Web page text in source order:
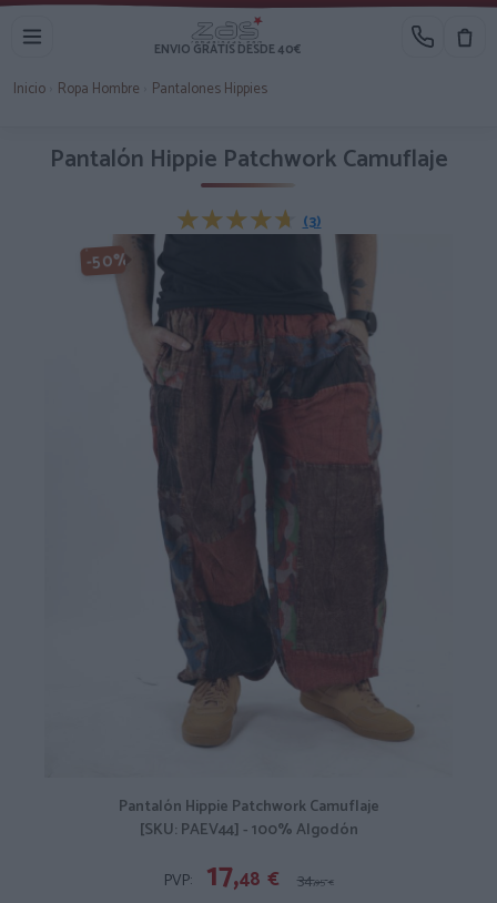
ENVIO GRATIS DESDE 40€
Inicio Ropa Hombre Pantalones Hippies
Pantalón Hippie Patchwork Camuflaje
★★★★★
★★★★★ (3)
-50%
Pantalón Hippie Patchwork Camuflaje
[SKU: PAEV44] - 100% Algodón
PVP:
17,48 € 34,95 €